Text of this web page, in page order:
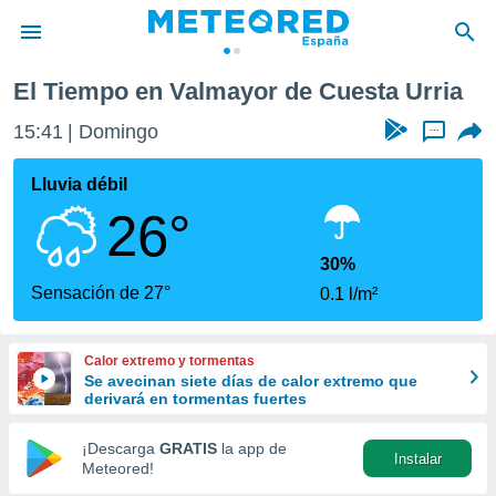
de
por
se
calidad.
a este
las
y
forma
digital
basada
El Tiempo en Valmayor de Cuesta Urria
15:41 Domingo ...
Lluvia débil
26°
Sensación de 27°
30%
0.1 l/m²
Calor extremo y tormentas
Se avecinan siete días de calor extremo que
derivará en tormentas fuertes
¡Descarga GRATIS la app de
Meteored!
Instalar